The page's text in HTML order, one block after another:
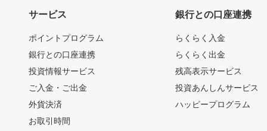
サービス
ポイントプログラム
銀行との口座連携
投資情報サービス
ご入金・ご出金
外貨決済
お取引時間
銀行との口座連携
らくらく入金
らくらく出金
残高表示サービス
投資あんしんサービス
ハッピープログラム